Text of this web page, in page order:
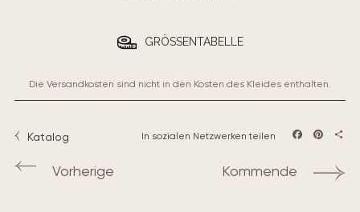
GRÖSSENTABELLE
Die Versandkosten sind nicht in den Kosten des Kleides enthalten.
Katalog In sozialen Netzwerken teilen
Vorherige Kommende